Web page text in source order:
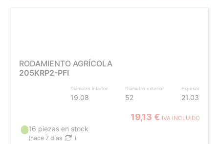
RODAMIENTO AGRÍCOLA
205KRP2-PFI
Diámetro interior
19.08
Diámetro exterior
52
Espesor
21.03
19,13 € IVA INCLUIDO
16 piezas en stock
(hace 7 días )